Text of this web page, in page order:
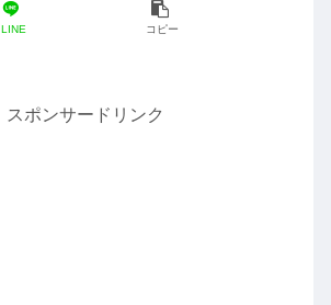
LINE コピー
スポンサードリンク